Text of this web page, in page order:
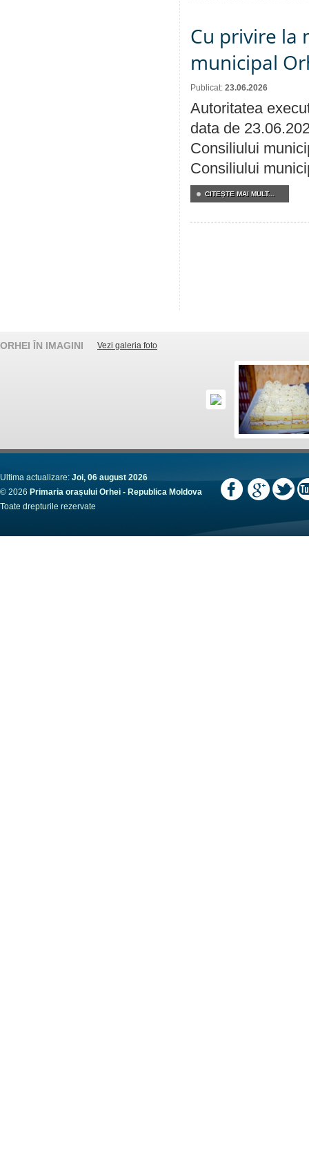
Cu privire la
municipal
Publicat: 23.06.2026
Autoritatea
data de
Consiliului
Consiliului
CITEŞTE MAI MULT...
ORHEI ÎN IMAGINI Vezi galeria foto
Ultima actualizare: Joi, 06 august 2026
© 2026 Primaria orașului Orhei - Republica Moldova
Toate drepturile rezervate